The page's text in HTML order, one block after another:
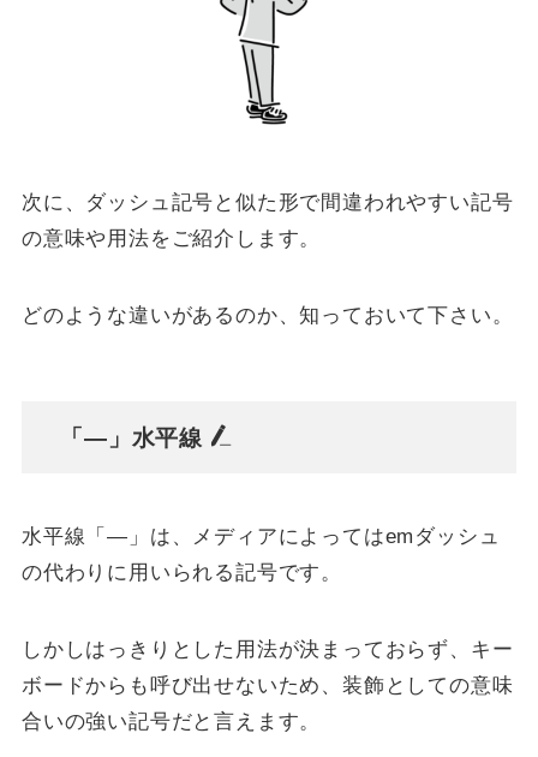
次に、ダッシュ記号と似た形で間違われやすい記号
の意味や用法をご紹介します。
どのような違いがあるのか、知っておいて下さい。
「―」水平線
水平線 「―」は、メディアによってはemダッシュ
の代わりに用いられる記号です。
しかしはっきりとした用法が決まっておらず、キー
ボードからも呼び出せないため、装飾としての意味
合いの強い記号だと言えます。